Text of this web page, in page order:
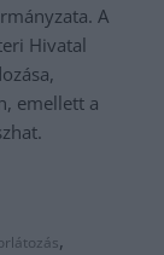
A
Hivatal
emellett a
,